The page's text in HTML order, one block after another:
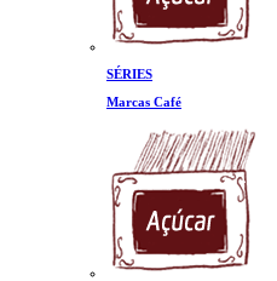
SÉRIES
Marcas Café